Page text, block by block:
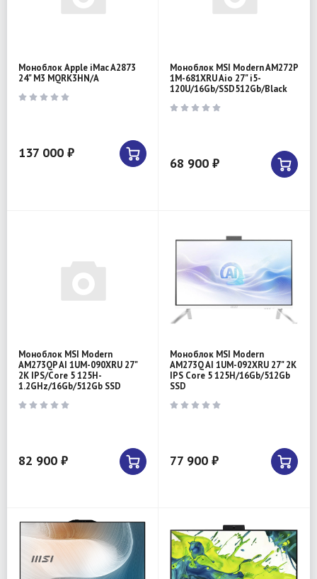
Моноблок Apple iMac A2873
24" M3 MQRK3HN/A
137 000 ₽
Моноблок MSI Modern AM272P
1M-681XRU Aio 27" i5-
120U/16Gb/SSD512Gb/Black
68 900 ₽
Моноблок MSI Modern
AM273QP AI 1UM-090XRU 27"
2K IPS/Core 5 125H-
1.2GHz/16Gb/512Gb SSD
82 900 ₽
Моноблок MSI Modern
AM273Q AI 1UM-092XRU 27" 2K
IPS Core 5 125H/16Gb/512Gb
SSD
77 900 ₽